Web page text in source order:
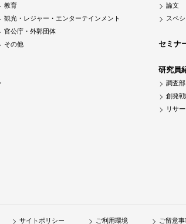
教育
観光・レジャー・エンターテインメント
官公庁・外郭団体
その他
論文
スペ
セミナ
研究員
調査部
創発
リサ
サイトポリシー ご利用環境 ご留意